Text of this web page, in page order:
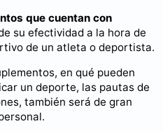
que cuentan con
su efectividad a la hora de
de un atleta o deportista.
en qué pueden
un deporte, las pautas de
también será de gran